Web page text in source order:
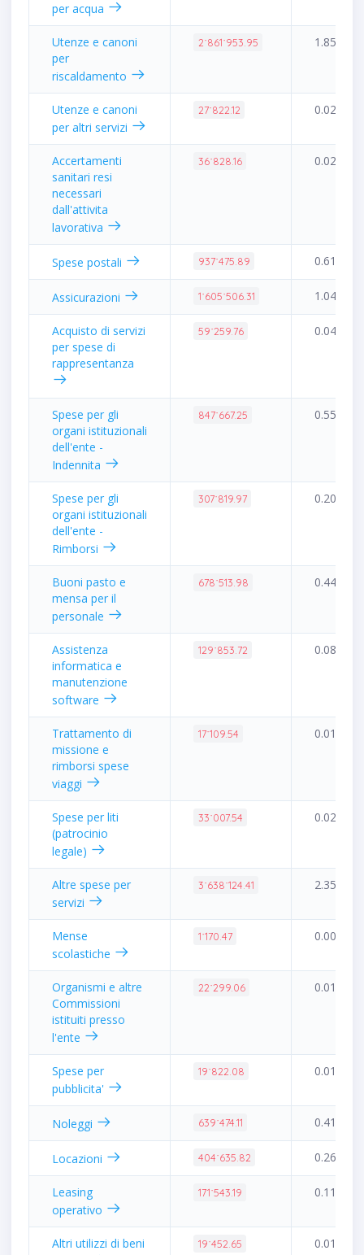
per acqua
Utenze e canoni
per
riscaldamento
2˙861˙953.95 1.85%
Utenze e canoni
per altri servizi
27˙822.12 0.02%
Accertamenti
sanitari resi
necessari
dall'attivita
lavorativa
36˙828.16 0.02%
Spese postali 937˙475.89 0.61%
Assicurazioni 1˙605˙506.31 1.04%
Acquisto di servizi
per spese di
rappresentanza
59˙259.76 0.04%
Spese per gli
organi istituzionali
dell'ente -
Indennita
847˙667.25 0.55%
Spese per gli
organi istituzionali
dell'ente -
Rimborsi
307˙819.97 0.20%
Buoni pasto e
mensa per il
personale
678˙513.98 0.44%
Assistenza
informatica e
manutenzione
software
129˙853.72 0.08%
Trattamento di
missione e
rimborsi spese
viaggi
17˙109.54 0.01%
Spese per liti
(patrocinio
legale)
33˙007.54 0.02%
Altre spese per
servizi
3˙638˙124.41 2.35%
Mense
scolastiche
1˙170.47 0.00%
Organismi e altre
Commissioni
istituiti presso
l'ente
22˙299.06 0.01%
Spese per
pubblicita'
19˙822.08 0.01%
Noleggi 639˙474.11 0.41%
Locazioni 404˙635.82 0.26%
Leasing
operativo
171˙543.19 0.11%
Altri utilizzi di beni
19˙452.65 0.01%